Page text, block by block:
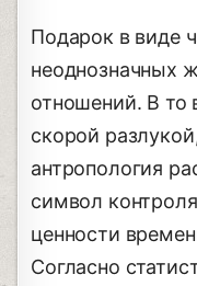
Подарок в виде
неоднозначных
отношений. В то
скорой
антропология
символ
ценности
Согласно